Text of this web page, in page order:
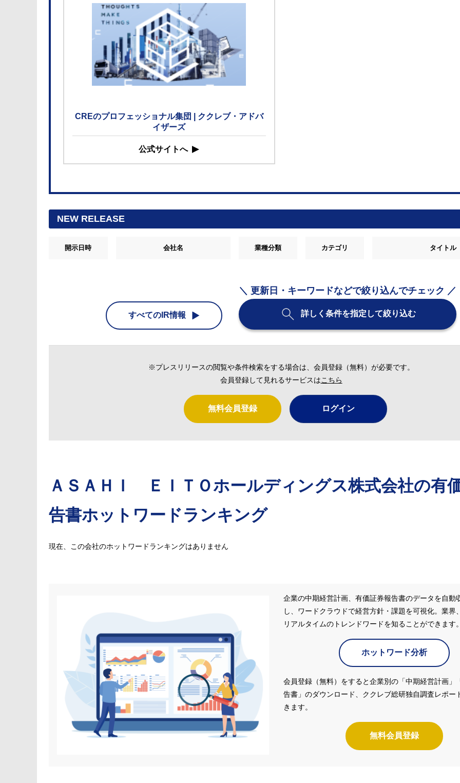
CREのプロフェッショナル集団 | ククレブ・アドバ
イザーズ
公式サイトへ
NEW RELEASE
開示日時 会社名 業種分類 カテゴリ タイトル
すべてのIR情報
＼ 更新日・キーワードなどで絞り込んでチェック ／
詳しく条件を指定して絞り込む
※プレスリリースの閲覧や条件検索をする場合は、会員登録（無料）が必要です。
会員登録して見れるサービスはこちら
無料会員登録 ログイン
ＡＳＡＨＩ ＥＩＴＯホールディングス株式会社の有
告書ホットワードランキング
現在、この会社のホットワードランキングはありません
企業の中期経営計画、有価証券報告書のデータを自動
し、ワードクラウドで経営方針・課題を可視化。業界
リアルタイムのトレンドワードを知ることができます。
ホットワード分析
会員登録（無料）をすると企業別の「中期経営計画」
告書」のダウンロード、ククレブ総研独自調査レポー
きます。
無料会員登録